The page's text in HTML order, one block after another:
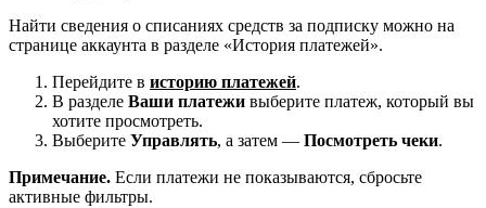
Найти сведения о списаниях средств за подписку можно на
странице аккаунта в разделе «История платежей».
Перейдите в историю платежей.
В разделе Ваши платежи выберите платеж, который вы
хотите просмотреть.
Выберите Управлять, а затем — Посмотреть чеки.
Примечание. Если платежи не показываются, сбросьте
активные фильтры.